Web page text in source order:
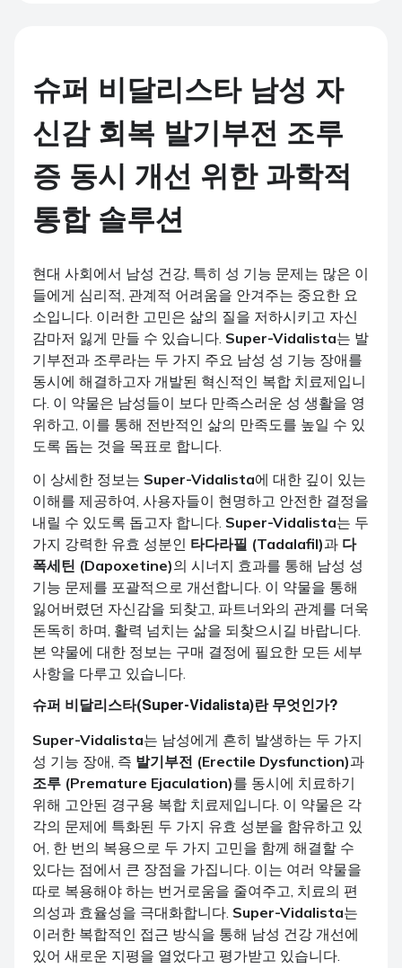
슈퍼 비달리스타 남성 자
신감 회복 발기부전 조루
증 동시 개선 위한 과학적
통합 솔루션
현대 사회에서 남성 건강, 특히 성 기능 문제는 많은 이
들에게 심리적, 관계적 어려움을 안겨주는 중요한 요
소입니다. 이러한 고민은 삶의 질을 저하시키고 자신
감마저 잃게 만들 수 있습니다. Super-Vidalista는 발
기부전과 조루라는 두 가지 주요 남성 성 기능 장애를
동시에 해결하고자 개발된 혁신적인 복합 치료제입니
다. 이 약물은 남성들이 보다 만족스러운 성 생활을 영
위하고, 이를 통해 전반적인 삶의 만족도를 높일 수 있
도록 돕는 것을 목표로 합니다.
이 상세한 정보는 Super-Vidalista에 대한 깊이 있는
이해를 제공하여, 사용자들이 현명하고 안전한 결정을
내릴 수 있도록 돕고자 합니다. Super-Vidalista는 두
가지 강력한 유효 성분인 타다라필 (Tadalafil)과 다
폭세틴 (Dapoxetine)의 시너지 효과를 통해 남성 성
기능 문제를 포괄적으로 개선합니다. 이 약물을 통해
잃어버렸던 자신감을 되찾고, 파트너와의 관계를 더욱
돈독히 하며, 활력 넘치는 삶을 되찾으시길 바랍니다.
본 약물에 대한 정보는 구매 결정에 필요한 모든 세부
사항을 다루고 있습니다.
슈퍼 비달리스타(Super-Vidalista)란 무엇인가?
Super-Vidalista는 남성에게 흔히 발생하는 두 가지
성 기능 장애, 즉 발기부전 (Erectile Dysfunction)과
조루 (Premature Ejaculation)를 동시에 치료하기
위해 고안된 경구용 복합 치료제입니다. 이 약물은 각
각의 문제에 특화된 두 가지 유효 성분을 함유하고 있
어, 한 번의 복용으로 두 가지 고민을 함께 해결할 수
있다는 점에서 큰 장점을 가집니다. 이는 여러 약물을
따로 복용해야 하는 번거로움을 줄여주고, 치료의 편
의성과 효율성을 극대화합니다. Super-Vidalista는
이러한 복합적인 접근 방식을 통해 남성 건강 개선에
있어 새로운 지평을 열었다고 평가받고 있습니다.